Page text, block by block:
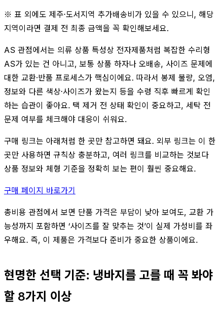
※ 표 외에도 제주·도서지역 추가배송비가 있을 수 있으니, 해당
지역이라면 결제 전 최종 금액을 꼭 확인해보세요.
AS 관점에서는 의류 상품 특성상 전자제품처럼 복잡한 수리형
AS가 있는 건 아니고, 보통 상품 하자나 오배송, 사이즈 문제에
대한 교환·반품 프로세스가 핵심이에요. 따라서 봉제 불량, 오염,
정보와 다른 색상·사이즈가 왔는지 등을 수령 직후 빠르게 확인
하는 습관이 좋아요. 택 제거 전 상태 확인이 중요하고, 세탁 전
문제 여부를 체크해야 대응이 쉬워요.
구매 링크는 아래처럼 한 곳만 참고하면 돼요. 외부 링크는 이 한
곳만 사용하면 규칙상 충분하고, 여러 링크를 비교하는 것보다
상품 정보와 체형 기준을 정확히 보는 편이 훨씬 중요해요.
구매 페이지 바로가기
총비용 관점에서 보면 단품 가격은 부담이 낮아 보여도, 교환 가
능성까지 포함하면 ‘사이즈를 잘 맞추는 것’이 실제 가성비를 좌
우해요. 즉, 이 제품은 가격보다 준비가 중요한 상품이에요.
현명한 선택 기준: 냉바지를 고를 때 꼭 봐야
할 8가지 이상